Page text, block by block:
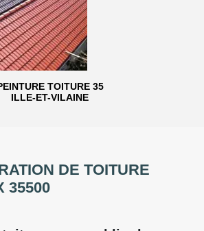
TOITURE 35
ILLE-ET-VILAINE
DE TOITURE
35500